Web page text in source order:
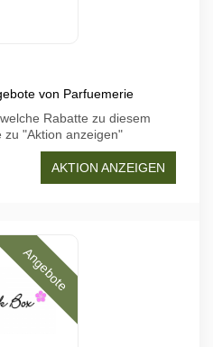
von Parfuemerie
Rabatte zu diesem
zu "Aktion anzeigen"
AKTION ANZEIGEN
Angebote